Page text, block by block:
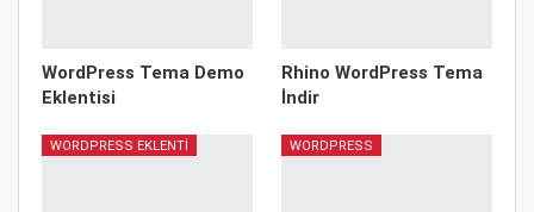
WordPress Tema Demo
Eklentisi
Rhino WordPress Tema
İndir
WORDPRESS EKLENTI WORDPRESS